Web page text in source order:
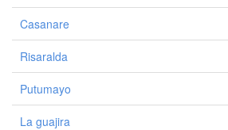
Casanare
Risaralda
Putumayo
La guajira